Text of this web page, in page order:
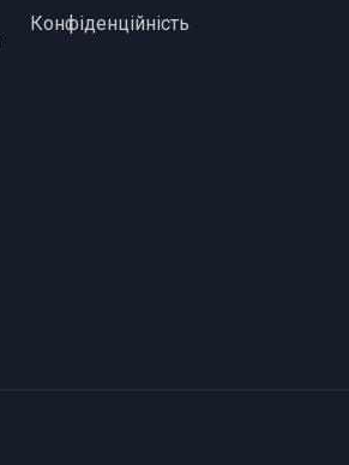
Конфіденційність